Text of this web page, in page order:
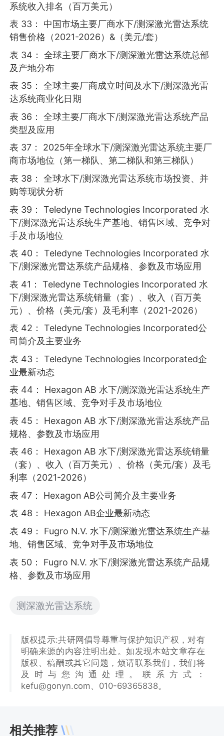
系统收入排名（百万美元）
表 33： 中国市场主要厂商水下/测深激光雷达系统
销售价格（2021-2026）&（美元/套）
表 34： 全球主要厂商水下/测深激光雷达系统总部
及产地分布
表 35： 全球主要厂商成立时间及水下/测深激光雷
达系统商业化日期
表 36： 全球主要厂商水下/测深激光雷达系统产品
类型及应用
表 37： 2025年全球水下/测深激光雷达系统主要厂
商市场地位（第一梯队、第二梯队和第三梯队）
表 38： 全球水下/测深激光雷达系统市场投资、并
购等现状分析
表 39： Teledyne Technologies Incorporated 水
下/测深激光雷达系统生产基地、销售区域、竞争对
手及市场地位
表 40： Teledyne Technologies Incorporated 水
下/测深激光雷达系统产品规格、参数及市场应用
表 41： Teledyne Technologies Incorporated 水
下/测深激光雷达系统销量（套）、收入（百万美
元）、价格（美元/套）及毛利率（2021-2026）
表 42： Teledyne Technologies Incorporated公
司简介及主要业务
表 43： Teledyne Technologies Incorporated企
业最新动态
表 44： Hexagon AB 水下/测深激光雷达系统生产
基地、销售区域、竞争对手及市场地位
表 45： Hexagon AB 水下/测深激光雷达系统产品
规格、参数及市场应用
表 46： Hexagon AB 水下/测深激光雷达系统销量
（套）、收入（百万美元）、价格（美元/套）及毛
利率（2021-2026）
表 47： Hexagon AB公司简介及主要业务
表 48： Hexagon AB企业最新动态
表 49： Fugro N.V. 水下/测深激光雷达系统生产基
地、销售区域、竞争对手及市场地位
表 50： Fugro N.V. 水下/测深激光雷达系统产品规
格、参数及市场应用
测深激光雷达系统
版权提示:共研网倡导尊重与保护知识产权，对有
明确来源的内容注明出处。如发现本站文章存在
版权、稿酬或其它问题，烦请联系我们，我们将
及时与您沟通处理。联系方式：
kefu@gonyn.com、010-69365838。
相关推荐